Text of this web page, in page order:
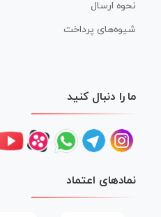
نحوه ارسال
شیوه‌های پرداخت
ما را دنبال کنید
نمادهای اعتماد